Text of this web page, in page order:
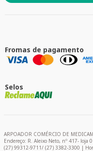
Fromas de pagamento
Selos
ARPOADOR COMÉRCIO DE
Endereço: R. Aleixo Neto, nº 417- loja
(27) 99312-9711/ (27) 3382-3300 |